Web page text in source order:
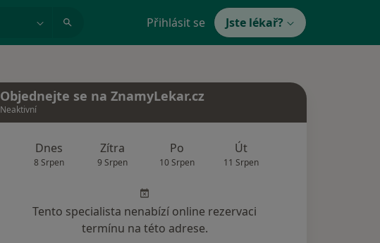
Přihlásit se Jste lékař?
Objednejte se na ZnamyLekar.cz
Neaktivní
Dnes
8 Srpen
Zítra
9 Srpen
Po
10 Srpen
Út
11 Srpen
Tento specialista nenabízí online rezervaci
termínu na této adrese.